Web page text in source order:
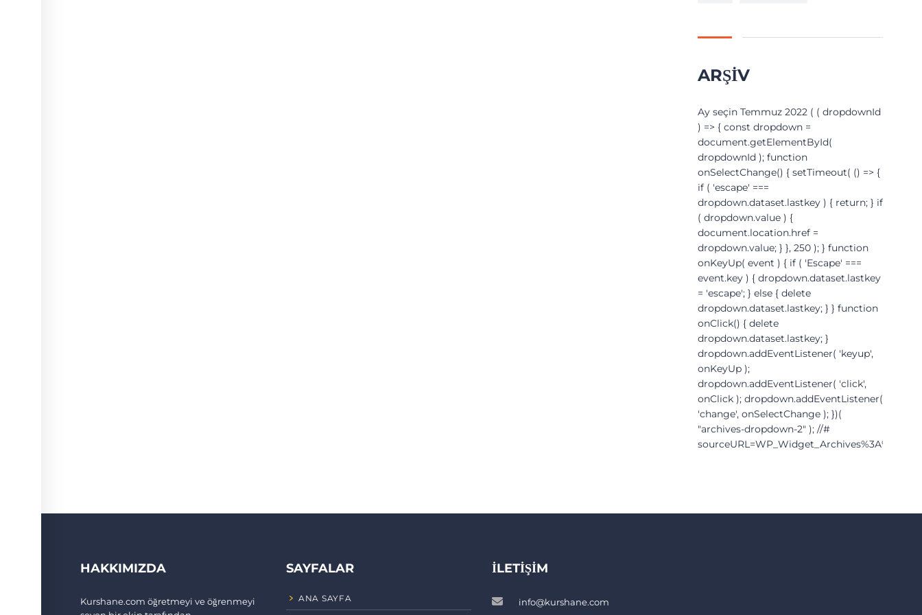
ARŞIV
Arşiv
Ay seçin Temmuz 2022 ( ( dropdownId
) => { const dropdown =
document.getElementById(
dropdownId ); function
onSelectChange() { setTimeout( () => {
if ( 'escape' ===
dropdown.dataset.lastkey ) { return; } if
( dropdown.value ) {
document.location.href =
dropdown.value; } }, 250 ); } function
onKeyUp( event ) { if ( 'Escape' ===
event.key ) { dropdown.dataset.lastkey
= 'escape'; } else { delete
dropdown.dataset.lastkey; } } function
onClick() { delete
dropdown.dataset.lastkey; }
dropdown.addEventListener( 'keyup',
onKeyUp );
dropdown.addEventListener( 'click',
onClick ); dropdown.addEventListener(
'change', onSelectChange ); })(
"archives-dropdown-2" ); //#
HAKKIMIZDA
Kurshane.com öğretmeyi ve öğrenmeyi
SAYFALAR
ANA SAYFA
İLETIŞIM
info@kurshane.com